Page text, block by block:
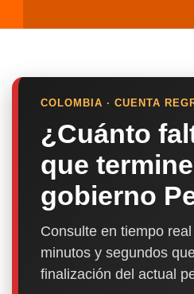
COLOMBIA · CUENTA
¿Cuánto
que termine
gobierno
Consulte en tiempo
minutos y segundos
finalización del actual